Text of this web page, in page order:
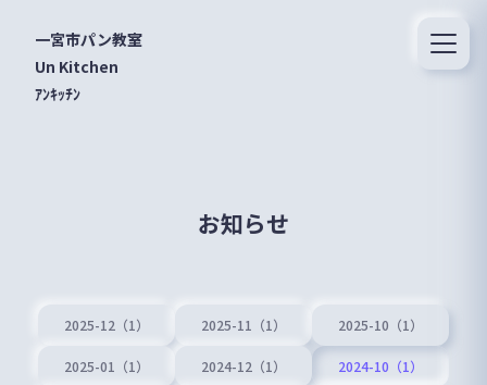
一宮市パン教室
Un Kitchen
ｱﾝｷｯﾁﾝ
お知らせ
2025-12（1） 2025-11（1） 2025-10（1）
2025-01（1） 2024-12（1） 2024-10（1）